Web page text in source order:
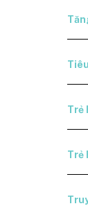
Trẻ
Trẻ